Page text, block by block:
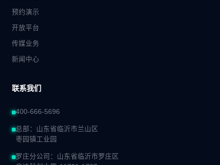
预约演示
开放平台
传媒业务
新闻中心
联系我们
400-666-5696
总部：山东省临沂市兰山区
枣园镇工业园
罗庄分公司：山东省临沂市罗庄区